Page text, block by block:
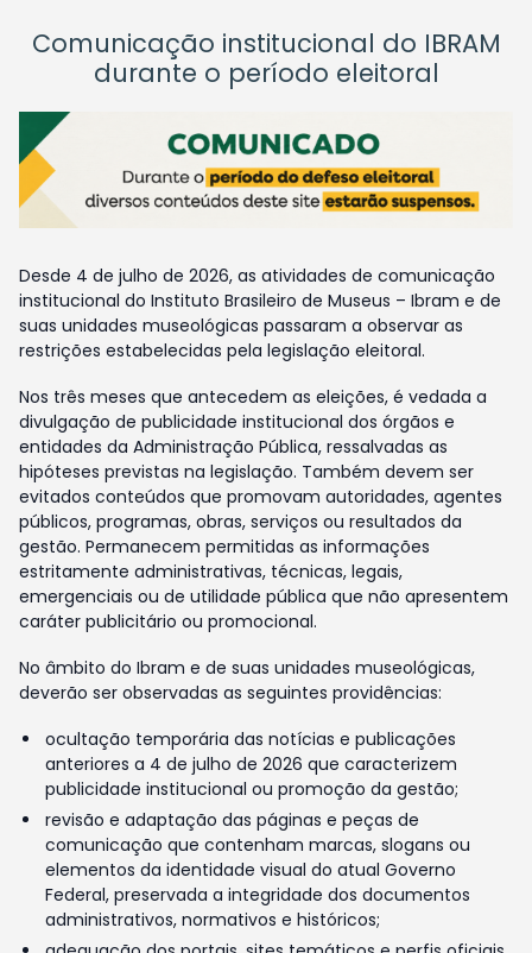
Comunicação institucional do IBRAM
durante o período eleitoral
Desde 4 de julho de 2026, as atividades de comunicação
institucional do Instituto Brasileiro de Museus – Ibram e de
suas unidades museológicas passaram a observar as
restrições estabelecidas pela legislação eleitoral.
Nos três meses que antecedem as eleições, é vedada a
divulgação de publicidade institucional dos órgãos e
entidades da Administração Pública, ressalvadas as
hipóteses previstas na legislação. Também devem ser
evitados conteúdos que promovam autoridades, agentes
públicos, programas, obras, serviços ou resultados da
gestão. Permanecem permitidas as informações
estritamente administrativas, técnicas, legais,
emergenciais ou de utilidade pública que não apresentem
caráter publicitário ou promocional.
No âmbito do Ibram e de suas unidades museológicas,
deverão ser observadas as seguintes providências:
ocultação temporária das notícias e publicações
anteriores a 4 de julho de 2026 que caracterizem
publicidade institucional ou promoção da gestão;
revisão e adaptação das páginas e peças de
comunicação que contenham marcas, slogans ou
elementos da identidade visual do atual Governo
Federal, preservada a integridade dos documentos
administrativos, normativos e históricos;